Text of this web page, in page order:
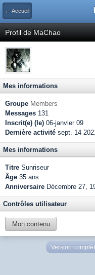
← Accueil
Profil de MaChao
Mes informations
Groupe Members
Messages 131
Inscrit(e) (le) 06-janvier 09
Dernière activité sept. 14
Mes informations
Titre Sunriseur
Âge 35 ans
Anniversaire Décembre 27,
Contrôles utilisateur
Mon contenu
Version